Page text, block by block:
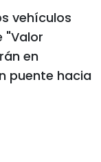
vehículos
"Valor
en
puente hacia